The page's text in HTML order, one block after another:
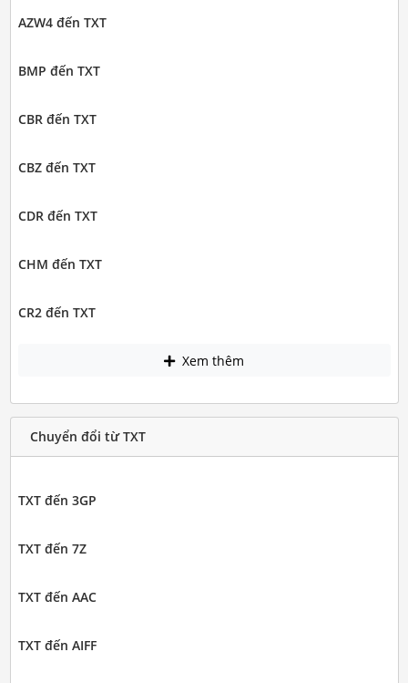
AZW4 đến TXT
BMP đến TXT
CBR đến TXT
CBZ đến TXT
CDR đến TXT
CHM đến TXT
CR2 đến TXT
Xem thêm
Chuyển đổi từ TXT
TXT đến 3GP
TXT đến 7Z
TXT đến AAC
TXT đến AIFF